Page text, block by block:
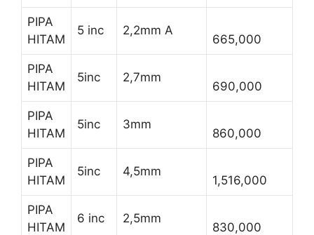
PIPA
HITAM
5 inc 2,2mm A
665,000
PIPA
HITAM
5inc 2,7mm
690,000
PIPA
HITAM
5inc 3mm
860,000
PIPA
HITAM
5inc 4,5mm
1,516,000
PIPA
HITAM
6 inc 2,5mm
830,000